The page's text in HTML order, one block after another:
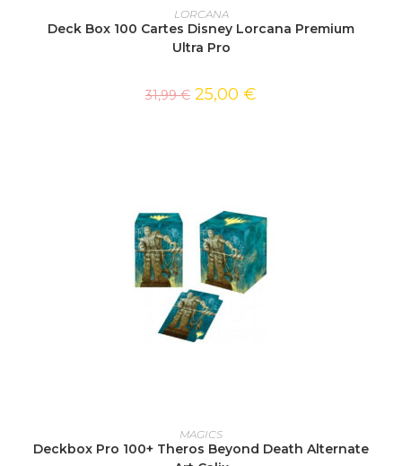
AJOUTER AU PANIER
LORCANA
Deck Box 100 Cartes Disney Lorcana Premium
Ultra Pro
31,99€ 25,00 €
AJOUTER AU PANIER
MAGICS
Deckbox Pro 100+ Theros Beyond Death Alternate